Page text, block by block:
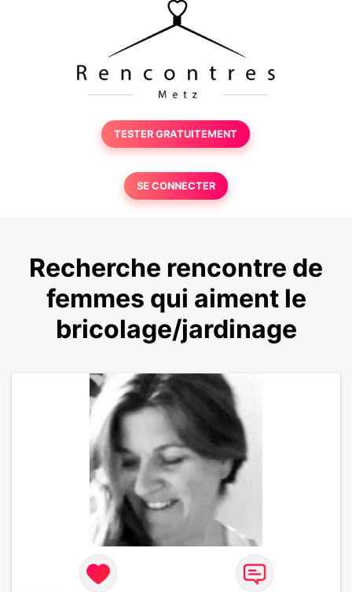
TESTER GRATUITEMENT
SE CONNECTER
Recherche rencontre de
femmes qui aiment le
bricolage/jardinage